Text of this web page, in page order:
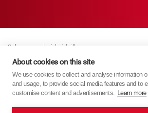
Ochrana osobních údajů
Business Partner Privacy
Zásady Souborů Cookies
Modern Slavery Act Policy
About cookies on this site
We use cookies to collect and analyse information
and usage, to provide social media features and to
customise content and advertisements. Learn more